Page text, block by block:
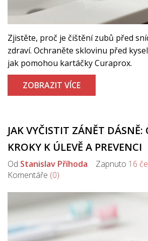
Zjistěte, proč je čištění zubů před
zdraví. Ochraněte sklovinu před
jak pomohou kartáčky Curaprox.
ZOBRAZIT VÍCE
JAK VYČISTIT ZÁNĚT DÁSNĚ:
KROKY K ÚLEVĚ A PREVENCI
Od Stanislav Příhoda Zapnuto 16
Komentáře (0)